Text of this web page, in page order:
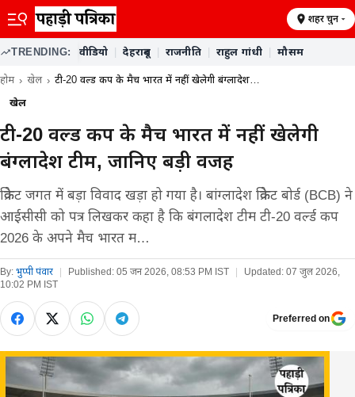
शहर चुनें
TRENDING: वीडियो देहरादून राजनीति राहुल गांधी मौसम
होम खेल टी-20 वर्ल्ड कप के मैच भारत में नहीं खेलेगी बंग्लादेश…
खेल
टी-20 वर्ल्ड कप के मैच भारत में नहीं खेलेगी
बंग्लादेश टीम, जानिए बड़ी वजह
क्रिकेट जगत में बड़ा विवाद खड़ा हो गया है। बांग्लादेश क्रिकेट बोर्ड (BCB) ने
आईसीसी को पत्र लिखकर कहा है कि बंगलादेश टीम टी-20 वर्ल्ड कप
2026 के अपने मैच भारत म…
By: भुप्पी पंवार Published: 05 जन 2026, 08:53 PM IST Updated: 07 जुल 2026,
10:02 PM IST
Preferred on